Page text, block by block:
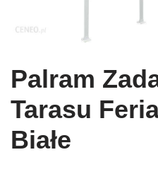
Palram
Tarasu
Białe